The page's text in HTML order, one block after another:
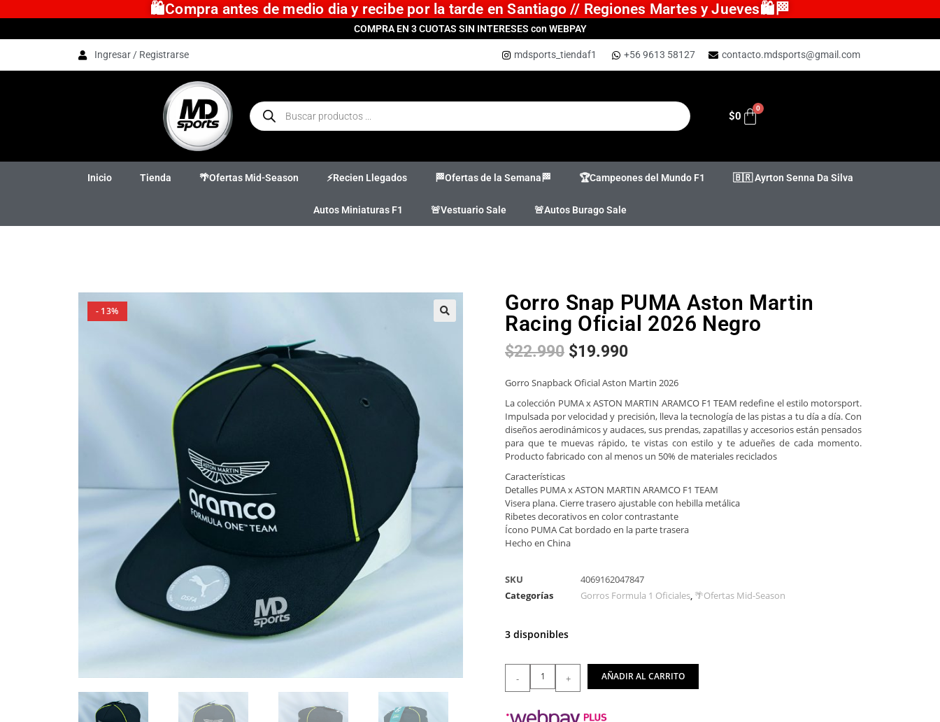
🛍️Compra antes de medio dia y recibe por la tarde en Santiago // Regiones Martes y Jueves🛍️🏁
COMPRA EN 3 CUOTAS SIN INTERESES con WEBPAY
Ingresar / Registrarse mdsports_tiendaf1 +56 9613 58127 contacto.mdsports@gmail.com
$0
Inicio Tienda 🌴Ofertas Mid-Season ⚡Recien Llegados 🏁Ofertas de la Semana🏁 🏆Campeones del Mundo F1 🇧🇷 Ayrton Senna Da Silva
Autos Miniaturas F1 🚨Vestuario Sale 🚨Autos Burago Sale
- 13%
Gorro Snap PUMA Aston Martin
Racing Oficial 2026 Negro
$22.990 $19.990
Gorro Snapback Oficial Aston Martin 2026
La colección PUMA x ASTON MARTIN ARAMCO F1 TEAM redefine el estilo motorsport.
Impulsada por velocidad y precisión, lleva la tecnología de las pistas a tu día a día. Con
diseños aerodinámicos y audaces, sus prendas, zapatillas y accesorios están pensados
para que te muevas rápido, te vistas con estilo y te adueñes de cada momento.
Producto fabricado con al menos un 50% de materiales reciclados
Características
Detalles PUMA x ASTON MARTIN ARAMCO F1 TEAM
Visera plana. Cierre trasero ajustable con hebilla metálica
Ribetes decorativos en color contrastante
Ícono PUMA Cat bordado en la parte trasera
Hecho en China
SKU
4069162047847
Categorías
Gorros Formula 1 Oficiales, 🌴Ofertas Mid-Season
3 disponibles
- + AÑADIR AL CARRITO